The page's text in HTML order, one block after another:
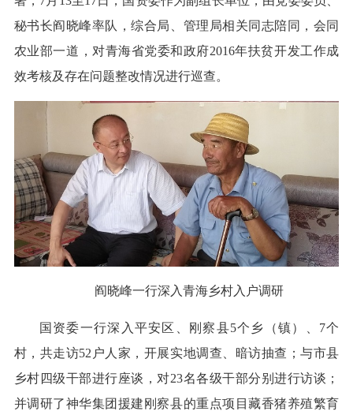
秘书长阎晓峰率队，综合局、管理局相关同志陪同，会同
农业部一道，对青海省党委和政府2016年扶贫开发工作成
效考核及存在问题整改情况进行巡查。
阎晓峰一行深入青海乡村入户调研
国资委一行深入平安区、刚察县5个乡（镇）、7个
村，共走访52户人家，开展实地调查、暗访抽查；与市县
乡村四级干部进行座谈，对23名各级干部分别进行访谈；
并调研了神华集团援建刚察县的重点项目藏香猪养殖繁育